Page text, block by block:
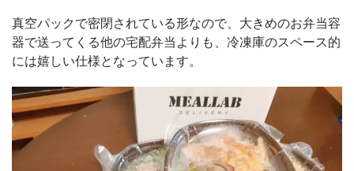
真空パックで密閉されている形なので、大きめのお弁当容
器で送ってくる他の宅配弁当よりも、冷凍庫のスペース的
には嬉しい仕様となっています。